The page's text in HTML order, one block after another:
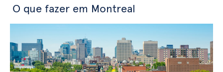
O que fazer em Montreal